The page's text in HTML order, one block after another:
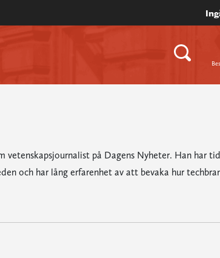
vetenskapsjournalist på Dagens Nyheter. Han har
och har lång erfarenhet av att bevaka hur